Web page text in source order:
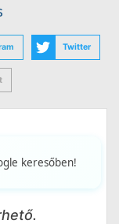
Twitter
keresőben!